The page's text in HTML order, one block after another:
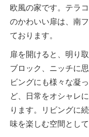
欧風の家です。テラ
のかわいい扉は、南
ております。
扉を開けると、明り
ブロック、ニッチに
ビングにも様々な凝
ど、日常をオシャレ
ります。リビングに
味を楽しむ空間とし